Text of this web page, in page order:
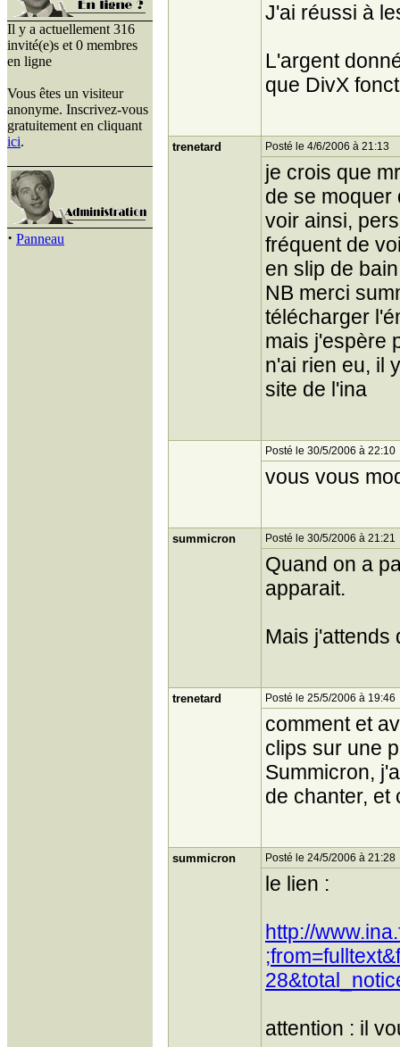
Il y a actuellement 316
invité(e)s et 0 membres
en ligne
Vous êtes un visiteur
anonyme. Inscrivez-vous
gratuitement en cliquant
ici.
· Panneau
J'ai réussi à
L'argent
que DivX
trenetard Posté le 4/6/2006 à 21:13
je crois que
de se moquer
voir ainsi,
fréquent de
en slip de
NB merci
télécharger
mais j'espère
n'ai rien eu, il
site de l'ina
Posté le 30/5/2006 à 22:10
vous vous
summicron Posté le 30/5/2006 à 21:21
Quand on a
apparait.
Mais j'attends
trenetard Posté le 25/5/2006 à 19:46
comment et
clips sur une
Summicron,
de chanter, et
summicron Posté le 24/5/2006 à 21:28
le lien :
http://
attention : il